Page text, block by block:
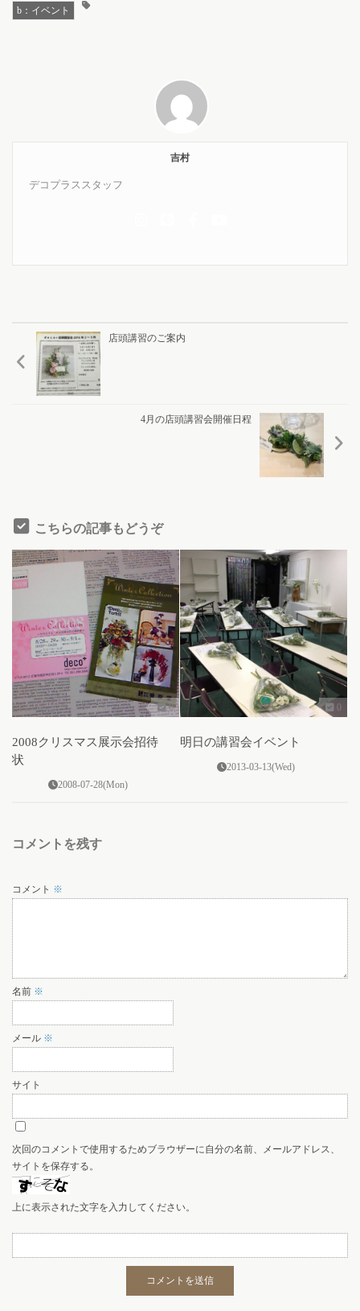
b：イベント
吉村
デコプラススタッフ
店頭講習のご案内
4月の店頭講習会開催日程
こちらの記事もどうぞ
0
2008クリスマス展示会招待
状
2008-07-28(Mon)
0
明日の講習会イベント
2013-03-13(Wed)
コメントを残す
コメント ※
名前 ※
メール ※
サイト
次回のコメントで使用するためブラウザーに自分の名前、メールアドレス、
サイトを保存する。
上に表示された文字を入力してください。